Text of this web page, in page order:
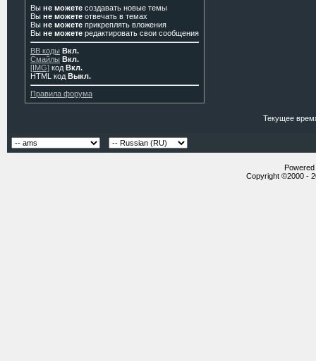
Вы не можете создавать новые темы
Вы не можете отвечать в темах
Вы не можете прикреплять вложения
Вы не можете редактировать свои сообщения
BB коды Вкл.
Смайлы Вкл.
[IMG] код Вкл.
HTML код Выкл.
Правила форума
Текущее
Copyright ©2000 -